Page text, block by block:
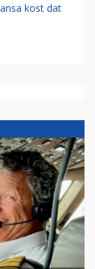
kost dat